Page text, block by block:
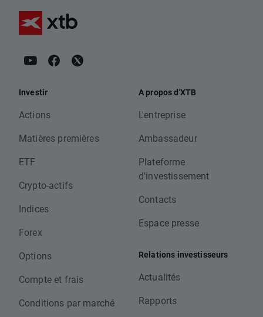
Investir
Actions
Matières premières
ETF
Crypto-actifs
Indices
Forex
Options
Compte et frais
Conditions par marché
A propos d'XTB
L'entreprise
Ambassadeur
Plateforme
d'investissement
Contacts
Espace presse
Relations investisseurs
Actualités
Rapports